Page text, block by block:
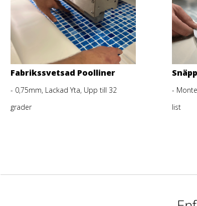
Fabrikssvetsad Poolliner
- 0,75mm, Lackad Yta, Upp till 32
grader
-
list